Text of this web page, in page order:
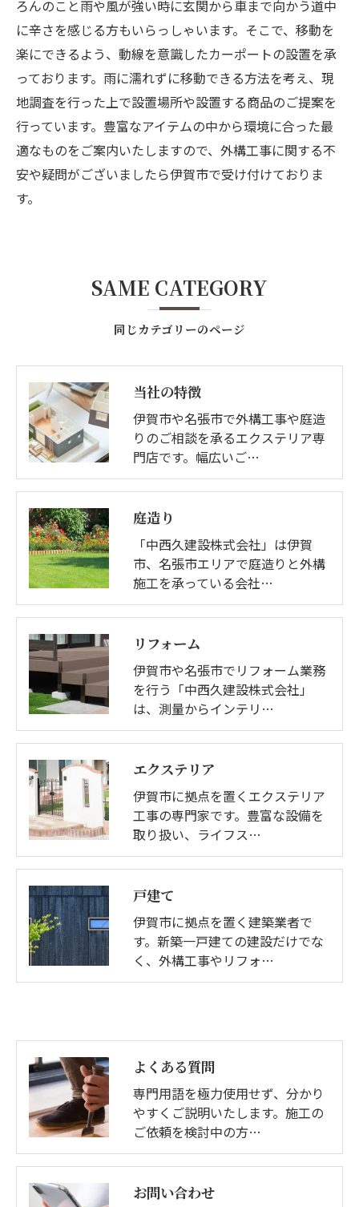
ろんのこと雨や風が強い時に玄関から車まで向かう道中
に辛さを感じる方もいらっしゃいます。そこで、移動を
楽にできるよう、動線を意識したカーポートの設置を承
っております。雨に濡れずに移動できる方法を考え、現
地調査を行った上で設置場所や設置する商品のご提案を
行っています。豊富なアイテムの中から環境に合った最
適なものをご案内いたしますので、外構工事に関する不
安や疑問がございましたら伊賀市で受け付けておりま
す。
同じカテゴリーのページ
SAME CATEGORY
当社の特徴
伊賀市や名張市で外構工事や庭造
りのご相談を承るエクステリア専
門店です。幅広いご…
庭造り
「中西久建設株式会社」は伊賀
市、名張市エリアで庭造りと外構
施工を承っている会社…
リフォーム
伊賀市や名張市でリフォーム業務
を行う「中西久建設株式会社」
は、測量からインテリ…
エクステリア
伊賀市に拠点を置くエクステリア
工事の専門家です。豊富な設備を
取り扱い、ライフス…
戸建て
伊賀市に拠点を置く建築業者で
す。新築一戸建ての建設だけでな
く、外構工事やリフォ…
よくある質問
専門用語を極力使用せず、分かり
やすくご説明いたします。施工の
ご依頼を検討中の方…
お問い合わせ